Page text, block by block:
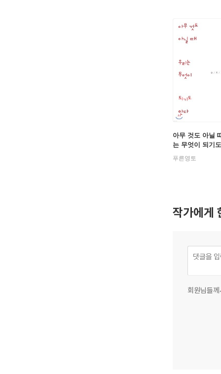
아무 것도 아닐
는 무엇이 되기
푸른영토
작가에게
회원님들